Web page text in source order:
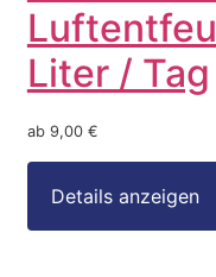
Liter / Tag
ab 9,00 €